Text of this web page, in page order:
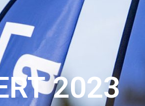
2023